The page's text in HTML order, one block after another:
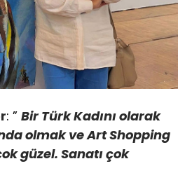
: ” Bir Türk Kadını olarak
olmak ve Art Shopping
güzel. Sanatı çok